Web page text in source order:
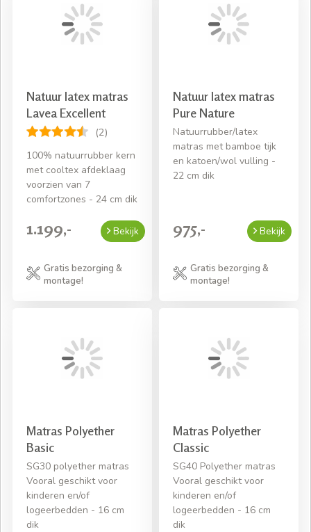
Natuur latex matras
Lavea Excellent
(2)
100% natuurrubber kern
met cooltex afdeklaag
voorzien van 7
comfortzones - 24 cm dik
1.199,- Bekijk
Gratis bezorging &
montage!
Natuur latex matras
Pure Nature
Natuurrubber/latex
matras met bamboe tijk
en katoen/wol vulling -
22 cm dik
975,- Bekijk
Gratis bezorging &
montage!
Matras Polyether
Basic
SG30 polyether matras
Vooral geschikt voor
kinderen en/of
logeerbedden - 16 cm
dik
Matras Polyether
Classic
SG40 Polyether matras
Vooral geschikt voor
kinderen en/of
logeerbedden - 16 cm
dik